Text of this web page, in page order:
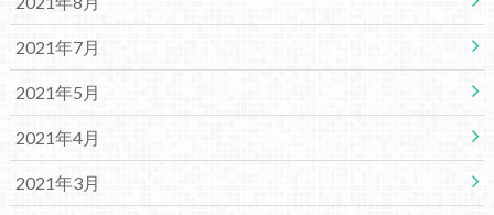
2021年7月
2021年5月
2021年4月
2021年3月